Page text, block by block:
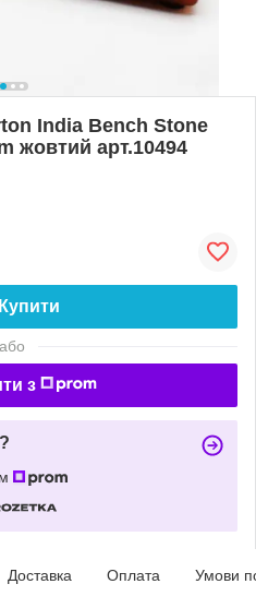
India Bench Stone
жовтий арт.10494
Купити
або
з
Доставка Оплата Умови